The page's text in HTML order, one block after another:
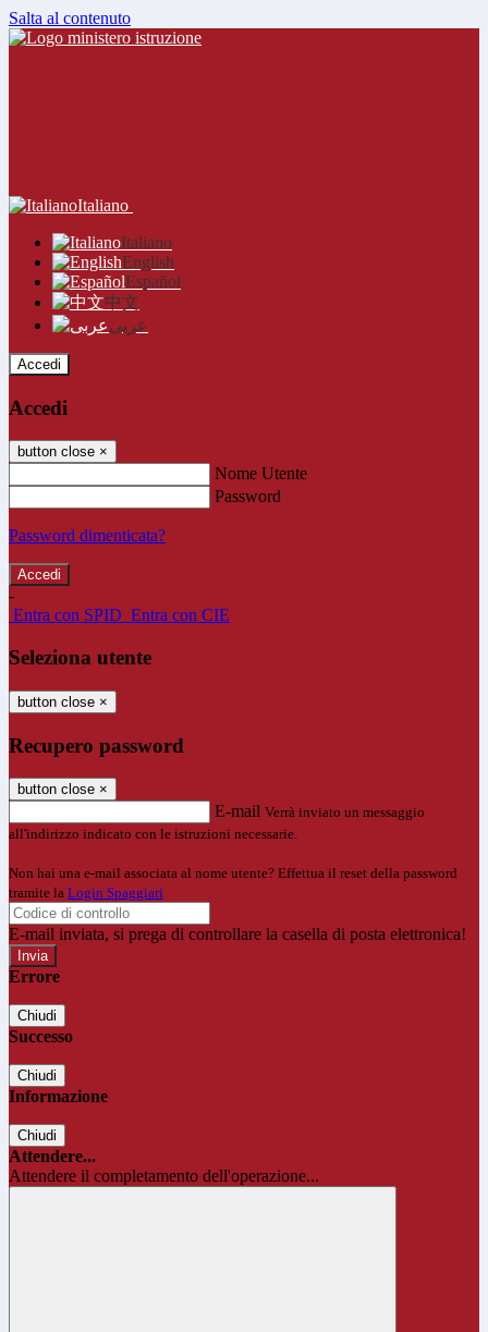
Salta al contenuto
Italiano
Italiano
English
Español
中文
عربى
Accedi
Accedi
button close ×
Nome Utente
Password
Password dimenticata?
-
Entra con SPID Entra con CIE
Seleziona utente
button close ×
Recupero password
button close ×
E-mail Verrà inviato un messaggio
all'indirizzo indicato con le istruzioni necessarie.
Non hai una e-mail associata al nome utente? Effettua il reset della password
tramite la Login Spaggiari
E-mail inviata, si prega di controllare la casella di posta elettronica!
Errore
Chiudi
Successo
Chiudi
Informazione
Chiudi
Attendere...
Attendere il completamento dell'operazione...